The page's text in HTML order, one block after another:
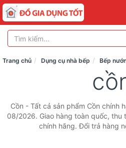
Trang chủ Dụng cụ nhà bếp Bếp
Cồn - Tất cả sản phẩm Cồn chính
08/2026. Giao hàng toàn quốc, thu
chính hãng. Đổi trả hàng